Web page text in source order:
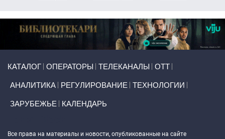
КАТАЛОГ ОПЕРАТОРЫ ТЕЛЕКАНАЛЫ ОТТ
АНАЛИТИКА РЕГУЛИРОВАНИЕ ТЕХНОЛОГИИ
ЗАРУБЕЖЬЕ КАЛЕНДАРЬ
Все права на материалы и новости, опубликованные на сайте